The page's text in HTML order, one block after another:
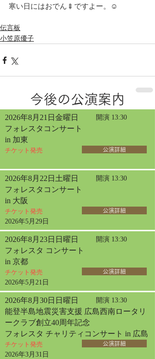
寒い日にはおでん🍢ですよー。☺️
伝言板
小笠原優子
今後の公演案内
2026年8月21日金曜日 開演 13:30
フォレスタコンサート
in 加東
チケット発売 公演詳細
2026年8月22日土曜日 開演 13:30
フォレスタコンサート
in 大阪
チケット発売
2026年5月29日
公演詳細
2026年8月23日日曜日 開演 13:30
フォレスタ コンサート
in 京都
チケット発売
2026年5月21日
公演詳細
2026年8月30日日曜日 開演 13:30
能登半島地震災害支援 広島西南ロータリ
ークラブ創立40周年記念
フォレスタ チャリティコンサート in 広島
チケット発売
2026年3月31日
公演詳細